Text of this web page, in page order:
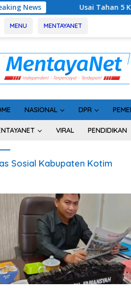
News
Usai Tahan 5 Komisioner
MENU MENTAYANET
NASIONAL DPR
VIRAL PENDIDIKAN
Sosial Kabupaten Kotim